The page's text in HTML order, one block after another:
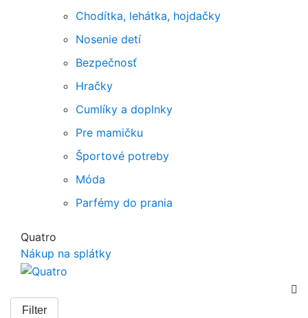
Chodítka, lehátka, hojdačky
Nosenie detí
Bezpečnosť
Hračky
Cumlíky a doplnky
Pre mamičku
Športové potreby
Móda
Parfémy do prania
Quatro
Nákup na splátky

Filter